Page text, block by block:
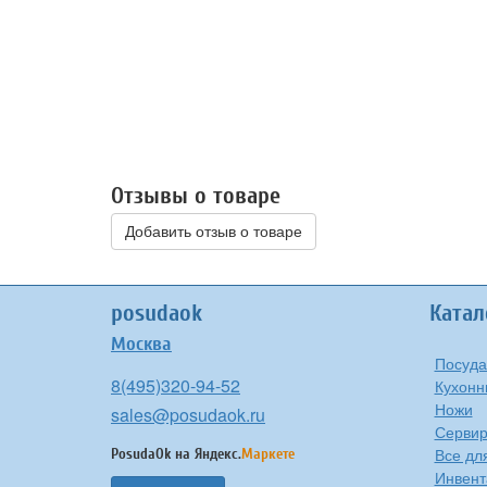
Отзывы о товаре
Добавить отзыв о товаре
posudaok
Москва
8(495)320-94-52
sales@posudaok.ru
PosudaOk на Яндекс.Маркете
Ножи
Все